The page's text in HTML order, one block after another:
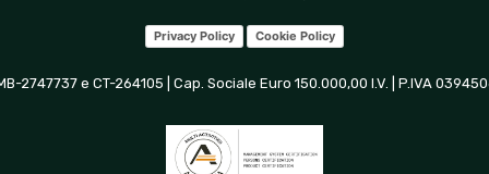
Privacy Policy Cookie Policy
2747737 e CT-264105 | Cap. Sociale Euro 150.000,00 I.V. | P.IVA